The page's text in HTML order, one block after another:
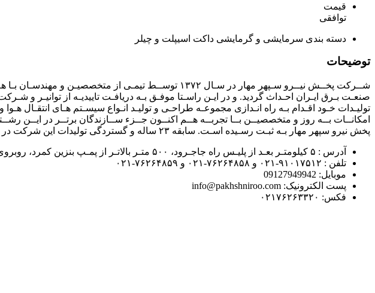
قیمت
توافقی
دسته بندی سرمایشی و گرمایشی داکت اسیپلت و چیلر
توضیحات
شــرکت پخــش نیــرو سـپهر مهار در سـال ۱۳۷۲ توســط
تولیـدات خـود اقـدام بـه راه انـدازی مجموعـه طراحـی و تولیـد انـواع سیسـتم هـای انتقـال
امکانــات بــه روز و متخصصیــن بــا تجربــه هــم اکنــون جــزء ســازندگان برتــر در
پخش نیرو سپهر مهار بـه ثبـت رسـیده اسـت. سابقه ۲۳ ساله و گستردگی تولیدات این شرکت در سطح کشور مؤید ادعای ماست.
آدرس : ۵ کیلومتـر بعـد از پلیـس راه جاجـرود، ۵۰۰ متـر بالاتـر از پمـپ بنزین کمرد، روبروی بازار سـنگ باسـتان، خیابان گلسـتان، پلاک ۲۰ و ۲۲
تلفن : ۹۱۰۱۷۵۱۲-۰۲۱ و ۷۶۲۶۴۸۵۸-۰۲۱ و ۷۶۲۶۴۸۵۹-۰۲۱
موبایل: 09127949942
پست الکترونیک: info@pakhshniroo.com
فکس: ۰۲۱۷۶۲۶۳۳۲۰